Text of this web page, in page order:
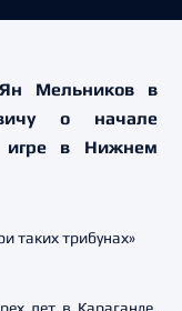
Мельников в
о начале
в Нижнем